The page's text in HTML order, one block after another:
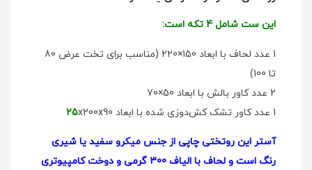
این ست شامل 4 تکه است:
1 عدد لحاف با ابعاد 150×220 (مناسب برای تخت عرض 80
تا 100)
2 عدد کاور بالش با ابعاد 50×70
1 عدد کاور تشک کش‌دوزی شده با ابعاد
25x200x90
آستر این روتختی چاپی از جنس میکرو سفید یا شیری
رنگ است و لحاف با الیاف 300 گرمی و دوخت کامپیوتری